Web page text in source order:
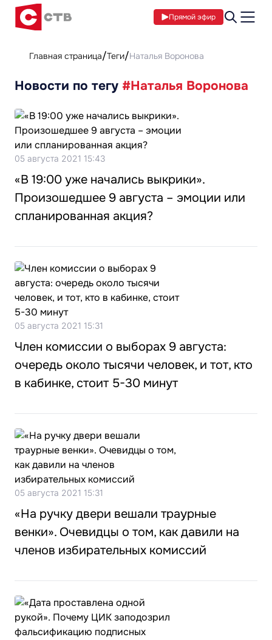
Прямой эфир
Главная страница Теги Наталья Воронова
Новости по тегу #Наталья Воронова
05 августа 2021 15:43
«В 19:00 уже начались выкрики».
Произошедшее 9 августа – эмоции или
спланированная акция?
05 августа 2021 15:31
Член комиссии о выборах 9 августа:
очередь около тысячи человек, и тот, кто
в кабинке, стоит 5-30 минут
05 августа 2021 15:31
«На ручку двери вешали траурные
венки». Очевидцы о том, как давили на
членов избирательных комиссий